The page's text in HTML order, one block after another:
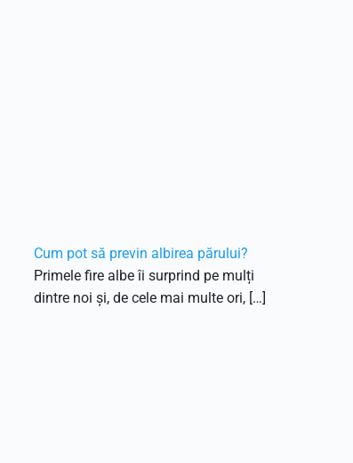
Cum pot să previn albirea părului?
Primele fire albe îi surprind pe mulți
dintre noi și, de cele mai multe ori, […]